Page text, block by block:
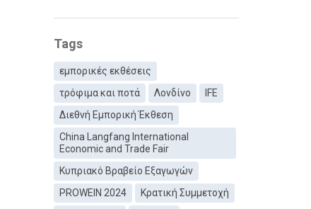
Tags
εμπορικές εκθέσεις
τρόφιμα και ποτά
Λονδίνο
IFE
Διεθνή Εμπορική Έκθεση
China Langfang International
Economic and Trade Fair
Κυπριακό Βραβείο Εξαγωγών
PROWEIN 2024
Κρατική Συμμετοχή